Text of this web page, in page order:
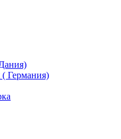
Германия)